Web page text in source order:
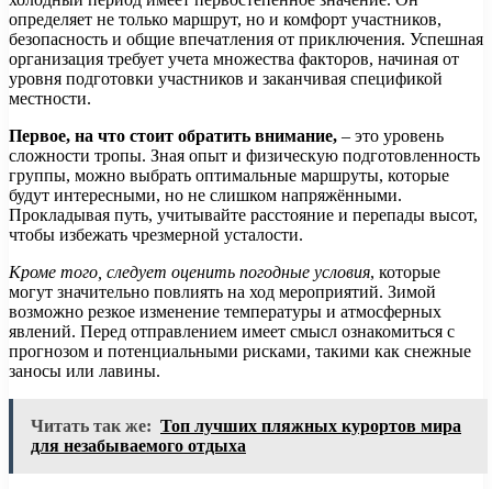
определяет не только маршрут, но и комфорт участников,
безопасность и общие впечатления от приключения. Успешная
организация требует учета множества факторов, начиная от
уровня подготовки участников и заканчивая спецификой
местности.
Первое, на что стоит обратить внимание, – это уровень
сложности тропы. Зная опыт и физическую подготовленность
группы, можно выбрать оптимальные маршруты, которые
будут интересными, но не слишком напряжёнными.
Прокладывая путь, учитывайте расстояние и перепады высот,
чтобы избежать чрезмерной усталости.
Кроме того, следует оценить погодные условия, которые
могут значительно повлиять на ход мероприятий. Зимой
возможно резкое изменение температуры и атмосферных
явлений. Перед отправлением имеет смысл ознакомиться с
прогнозом и потенциальными рисками, такими как снежные
заносы или лавины.
Читать так же: Топ лучших пляжных курортов мира
для незабываемого отдыха